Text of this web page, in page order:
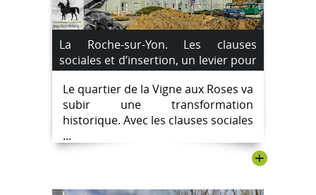
La Roche-sur-Yon. Les clauses
sociales et d’insertion, un levier pour
les plus éloignés de l’emploi.
Le quartier de la Vigne aux Roses va
subir une transformation
historique. Avec les clauses sociales
...
+